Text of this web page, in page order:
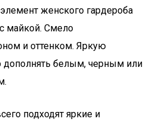
женского гардероба
с майкой. Смело
и оттенком. Яркую
белым, черным или
подходят яркие и